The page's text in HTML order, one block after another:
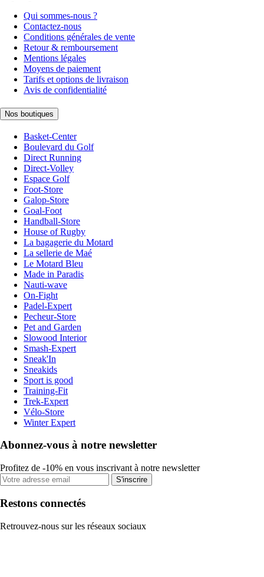
Qui sommes-nous ?
Contactez-nous
Conditions générales de vente
Retour & remboursement
Mentions légales
Moyens de paiement
Tarifs et options de livraison
Avis de confidentialité
Nos boutiques
Basket-Center
Boulevard du Golf
Direct Running
Direct-Volley
Espace Golf
Foot-Store
Galop-Store
Goal-Foot
Handball-Store
House of Rugby
La bagagerie du Motard
La sellerie de Maé
Le Motard Bleu
Made in Paradis
Nauti-wave
On-Fight
Padel-Expert
Pecheur-Store
Pet and Garden
Slowood Interior
Smash-Expert
Sneak'In
Sneakids
Sport is good
Training-Fit
Trek-Expert
Vélo-Store
Winter Expert
Abonnez-vous à notre newsletter
Profitez de -10% en vous inscrivant à notre newsletter
S'inscrire
Restons connectés
Retrouvez-nous sur les réseaux sociaux